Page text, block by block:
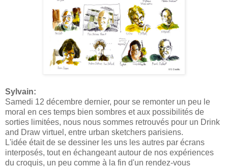
Sylvain:
Samedi 12 décembre dernier, pour se remonter un peu le
moral en ces temps bien sombres et aux possibilités de
sorties limitées, nous nous sommes retrouvés pour un Drink
and Draw virtuel, entre urban sketchers parisiens.
L'idée était de se dessiner les uns les autres par écrans
interposés, tout en échangeant autour de nos expériences
du croquis, un peu comme à la fin d'un rendez-vous